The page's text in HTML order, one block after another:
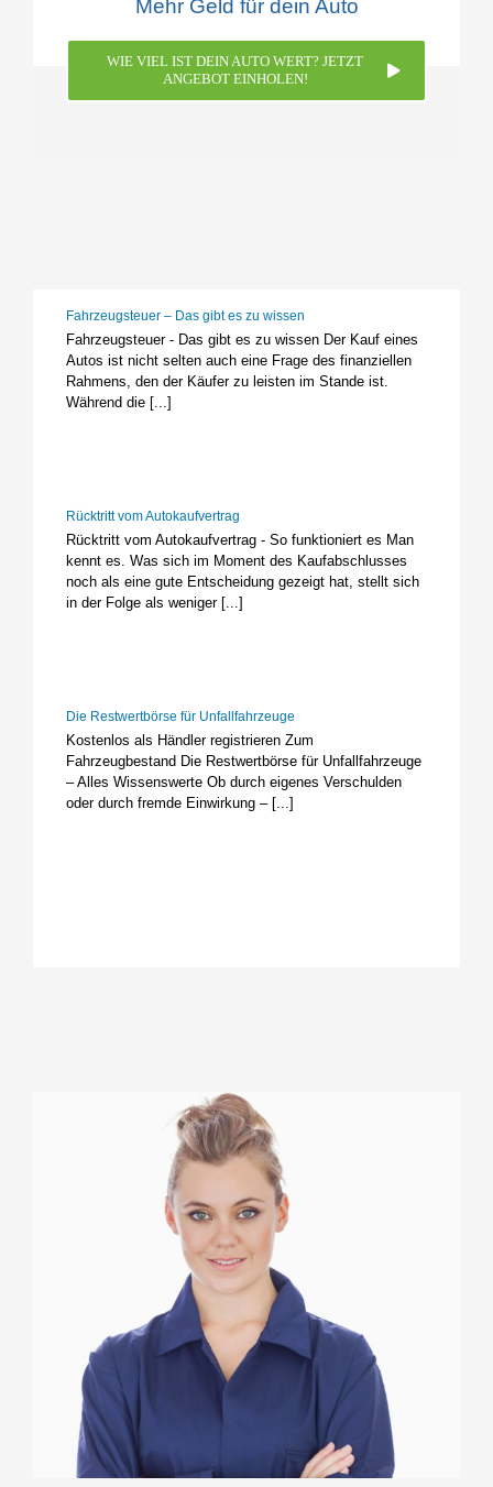
Mehr Geld für dein Auto
WIE VIEL IST DEIN AUTO WERT? JETZT
ANGEBOT EINHOLEN!
Fahrzeugsteuer – Das gibt es zu wissen
Fahrzeugsteuer - Das gibt es zu wissen Der Kauf eines
Autos ist nicht selten auch eine Frage des finanziellen
Rahmens, den der Käufer zu leisten im Stande ist.
Während die [...]
Rücktritt vom Autokaufvertrag
Rücktritt vom Autokaufvertrag - So funktioniert es Man
kennt es. Was sich im Moment des Kaufabschlusses
noch als eine gute Entscheidung gezeigt hat, stellt sich
in der Folge als weniger [...]
Die Restwertbörse für Unfallfahrzeuge
Kostenlos als Händler registrieren Zum
Fahrzeugbestand Die Restwertbörse für Unfallfahrzeuge
– Alles Wissenswerte Ob durch eigenes Verschulden
oder durch fremde Einwirkung – [...]